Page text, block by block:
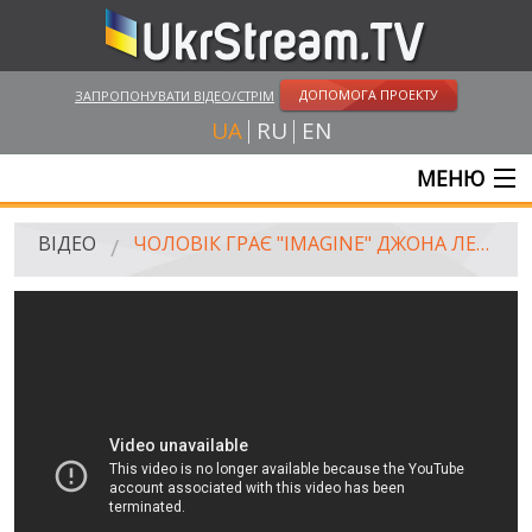
ЗАПРОПОНУВАТИ ВІДЕО/СТРІМ ДОПОМОГА ПРОЕКТУ
UA RU EN
МЕНЮ
ГОЛОВНА
АМАТОРСЬКЕ ВІДЕО
ХУДОЖНІ ТА ДОКУМЕНТАЛЬНІ ПРОЕКТИ
ВІДЕО ЧОЛОВІК ГРАЄ "IMAGINE" ДЖОНА ЛЕНОНА НА ПІАНІНО ПОБЛИЗУ МІСЦЯ ТЕРАКТУ В БАТАКЛАНІ